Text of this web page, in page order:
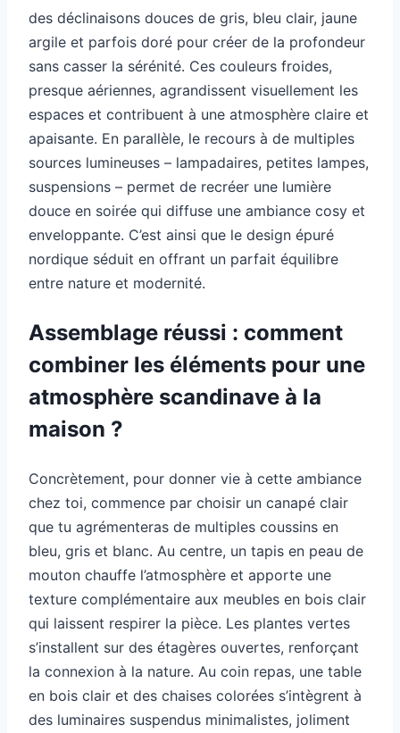
des déclinaisons douces de gris, bleu clair, jaune
argile et parfois doré pour créer de la profondeur
sans casser la sérénité. Ces couleurs froides,
presque aériennes, agrandissent visuellement les
espaces et contribuent à une atmosphère claire et
apaisante. En parallèle, le recours à de multiples
sources lumineuses – lampadaires, petites lampes,
suspensions – permet de recréer une lumière
douce en soirée qui diffuse une ambiance cosy et
enveloppante. C’est ainsi que le design épuré
nordique séduit en offrant un parfait équilibre
entre nature et modernité.
Assemblage réussi : comment
combiner les éléments pour une
atmosphère scandinave à la
maison ?
Concrètement, pour donner vie à cette ambiance
chez toi, commence par choisir un canapé clair
que tu agrémenteras de multiples coussins en
bleu, gris et blanc. Au centre, un tapis en peau de
mouton chauffe l’atmosphère et apporte une
texture complémentaire aux meubles en bois clair
qui laissent respirer la pièce. Les plantes vertes
s’installent sur des étagères ouvertes, renforçant
la connexion à la nature. Au coin repas, une table
en bois clair et des chaises colorées s’intègrent à
des luminaires suspendus minimalistes, joliment